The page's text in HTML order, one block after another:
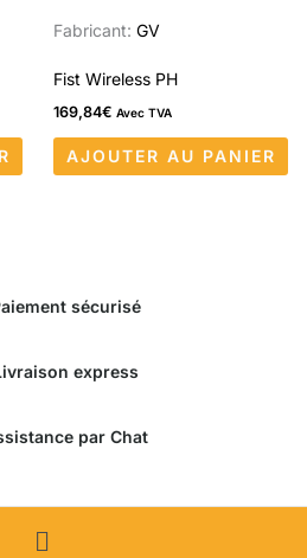
Fabricant: GV
Fist Wireless PH
169,84€ Avec TVA
AJOUTER AU PANIER
sécurisé
express
par Chat
Menu